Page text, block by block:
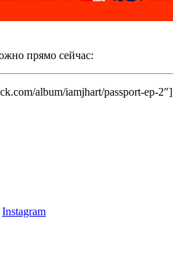
прямо сейчас:
album/iamjhart/passport-ep-2″]
Instagram